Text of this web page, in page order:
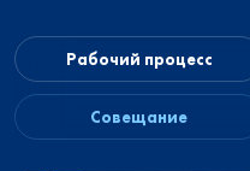
Рабочий процесс
Совещание